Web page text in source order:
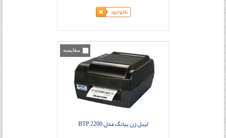
مقایسه
لیبل زن بیانگ مدل BTP 2200